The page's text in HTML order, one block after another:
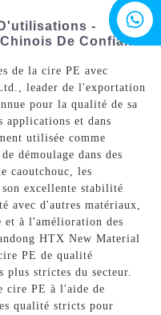
-
De Confiance
de la cire PE avec
leader de l'exportation
pour la qualité de sa
applications et dans
utilisée comme
démoulage dans des
caoutchouc, les
excellente stabilité
avec d'autres matériaux,
à l'amélioration des
HTX New Material
PE de qualité
plus strictes du secteur.
cire PE à l'aide de
qualité stricts pour